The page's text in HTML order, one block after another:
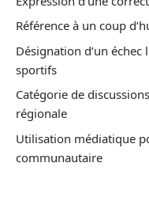
Référence à un coup
Désignation d’un
sportifs
Catégorie de
régionale
Utilisation médiatique
communautaire